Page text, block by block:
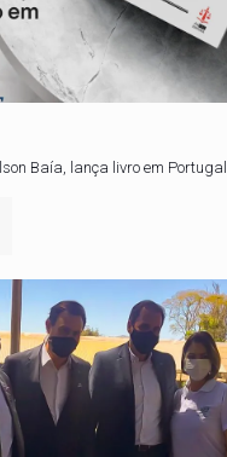
Baía, lança livro em Portugal